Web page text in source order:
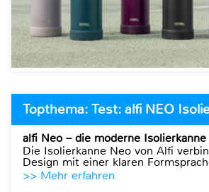
Topthema: Test: alfi NEO
alfi Neo – die moderne Isolierkanne
Die Isolierkanne Neo von Alfi
Design mit einer klaren
>> Mehr erfahren